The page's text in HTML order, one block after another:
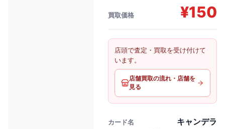
買取価格 ¥150
店頭で査定・買取を受け付けて
います。
店舗買取の流れ・店舗を
見る
カード名 キャンデラ